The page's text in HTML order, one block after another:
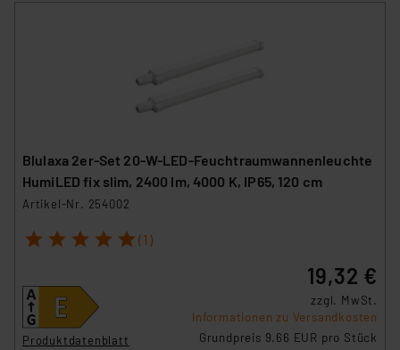
Blulaxa 2er-Set 20-W-LED-Feuchtraumwannenleuchte
HumiLED fix slim, 2400 lm, 4000 K, IP65, 120 cm
Artikel-Nr. 254002
1 2 3 4 5 (1)
Produktdatenblatt
19,32 €
zzgl. MwSt.
Informationen zu Versandkosten
Grundpreis 9.66 EUR pro Stück